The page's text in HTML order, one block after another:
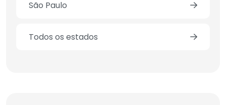
São Paulo
Todos os estados